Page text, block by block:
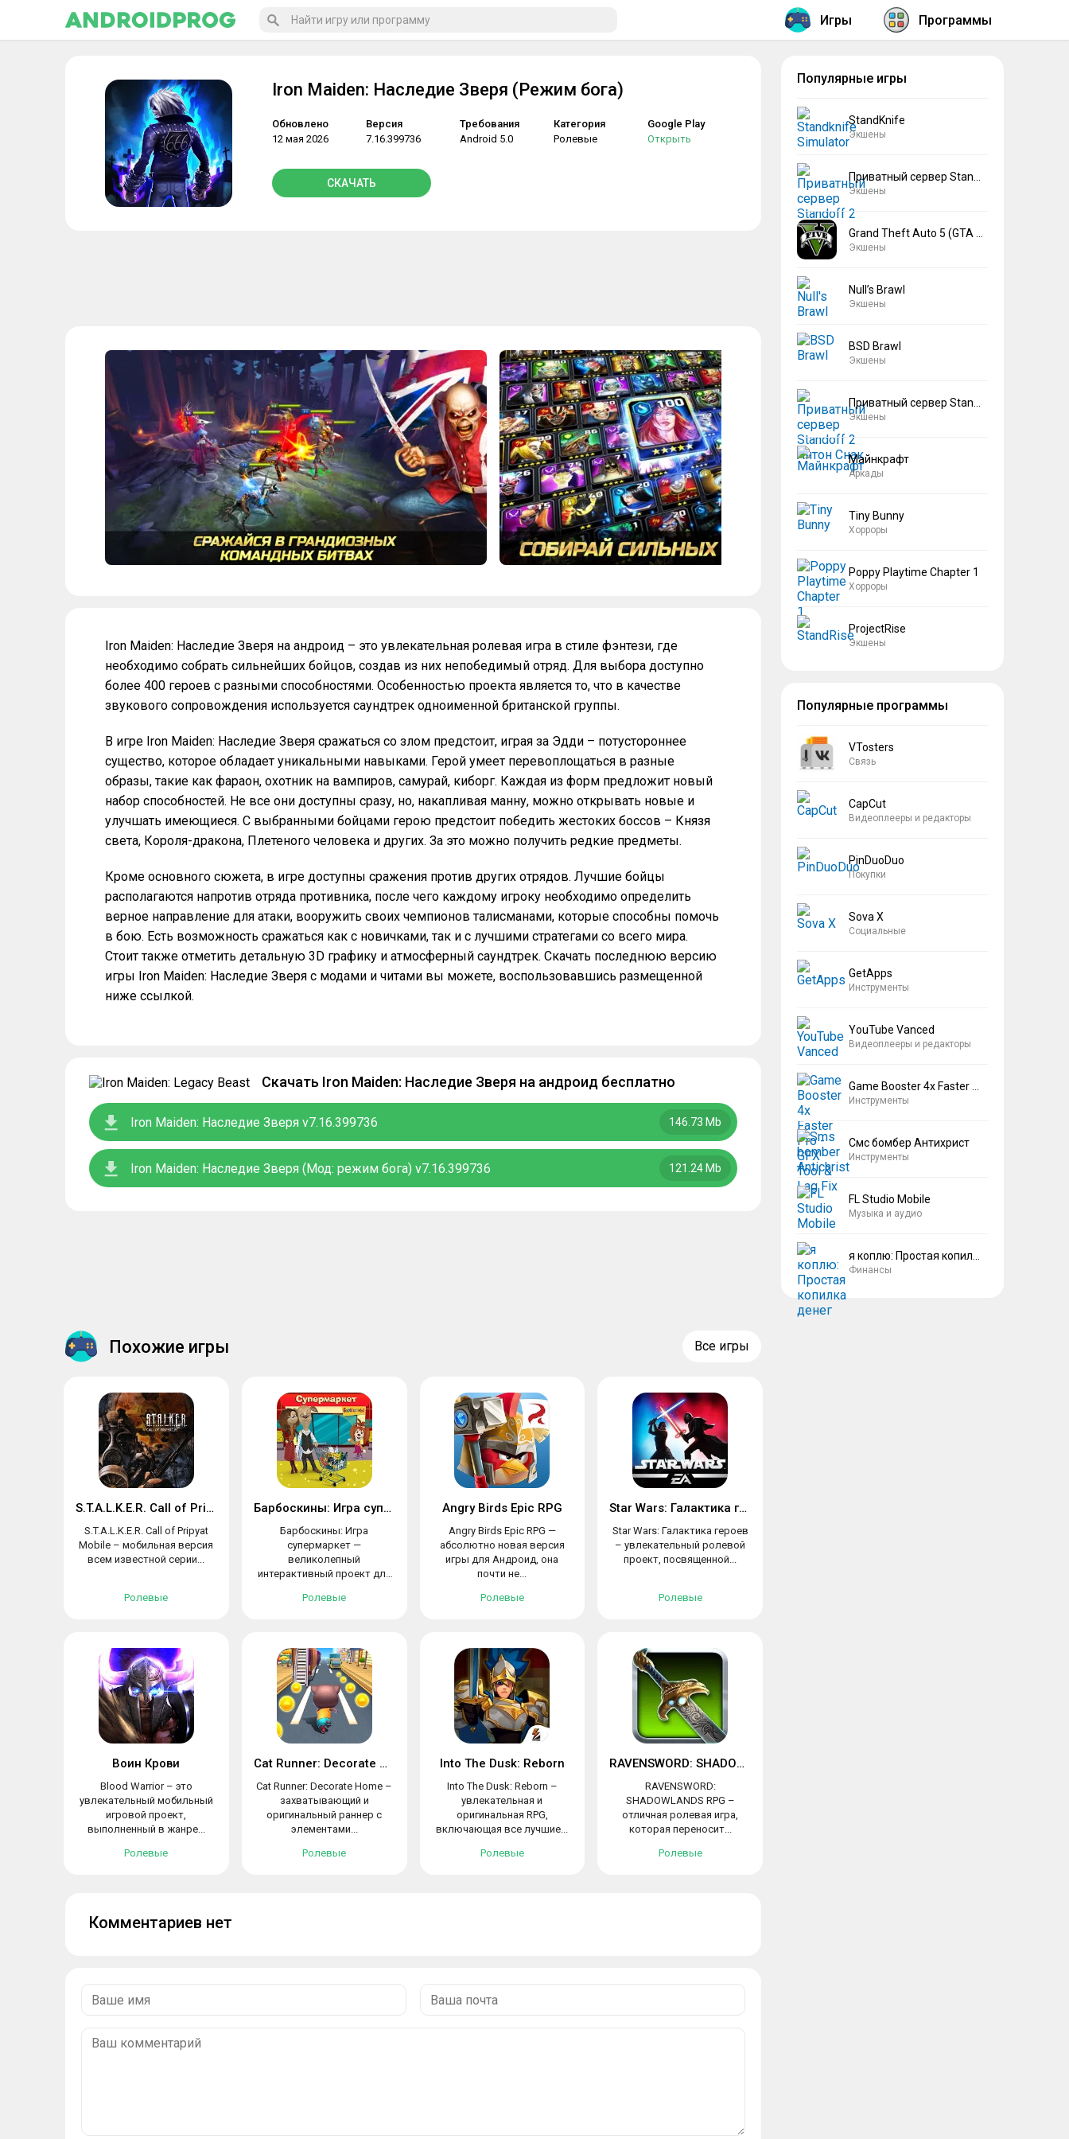
Игры Программы
Iron Maiden: Наследие Зверя (Режим бога)
Обновлено
12 мая 2026
Версия
7.16.399736
Требования
Android 5.0
Категория
Ролевые
Google Play
Открыть
СКАЧАТЬ
Iron Maiden: Наследие Зверя на андроид – это увлекательная ролевая игра в стиле фэнтези, где
необходимо собрать сильнейших бойцов, создав из них непобедимый отряд. Для выбора доступно
более 400 героев с разными способностями. Особенностью проекта является то, что в качестве
звукового сопровождения используется саундтрек одноименной британской группы.
В игре Iron Maiden: Наследие Зверя сражаться со злом предстоит, играя за Эдди – потустороннее
существо, которое обладает уникальными навыками. Герой умеет перевоплощаться в разные
образы, такие как фараон, охотник на вампиров, самурай, киборг. Каждая из форм предложит новый
набор способностей. Не все они доступны сразу, но, накапливая манну, можно открывать новые и
улучшать имеющиеся. С выбранными бойцами герою предстоит победить жестоких боссов – Князя
света, Короля-дракона, Плетеного человека и других. За это можно получить редкие предметы.
Кроме основного сюжета, в игре доступны сражения против других отрядов. Лучшие бойцы
располагаются напротив отряда противника, после чего каждому игроку необходимо определить
верное направление для атаки, вооружить своих чемпионов талисманами, которые способны помочь
в бою. Есть возможность сражаться как с новичками, так и с лучшими стратегами со всего мира.
Стоит также отметить детальную 3D графику и атмосферный саундтрек. Скачать последнюю версию
игры Iron Maiden: Наследие Зверя с модами и читами вы можете, воспользовавшись размещенной
ниже ссылкой.
Скачать Iron Maiden: Наследие Зверя на андроид бесплатно
Iron Maiden: Наследие Зверя v7.16.399736 146.73 Mb
Iron Maiden: Наследие Зверя (Мод: режим бога) v7.16.399736 121.24 Mb
Похожие игры Все игры
S.T.A.L.K.E.R. Call of Pripyat Mobile
S.T.A.L.K.E.R. Call of Pripyat
Mobile – мобильная версия
всем известной серии...
Ролевые
Барбоскины: Игра супермаркет
Барбоскины: Игра
супермаркет —
великолепный
интерактивный проект для
Ролевые
Angry Birds Epic RPG
Angry Birds Epic RPG —
абсолютно новая версия
игры для Андроид, она
почти не...
Ролевые
Star Wars: Галактика героев
Star Wars: Галактика героев
– увлекательный ролевой
проект, посвященной...
Ролевые
Воин Крови
Blood Warrior – это
увлекательный мобильный
игровой проект,
выполненный в жанре...
Ролевые
Cat Runner: Decorate Home
Cat Runner: Decorate Home –
захватывающий и
оригинальный раннер с
элементами...
Ролевые
Into The Dusk: Reborn
Into The Dusk: Reborn –
увлекательная и
оригинальная RPG,
включающая все лучшие...
Ролевые
RAVENSWORD: SHADOWLANDS RPG
RAVENSWORD:
SHADOWLANDS RPG –
отличная ролевая игра,
которая переносит...
Ролевые
Комментариев нет
Популярные игры
StandKnife
Экшены
Экшены
Экшены
Null’s Brawl
Экшены
BSD Brawl
Экшены
Экшены
Майнкрафт
Аркады
Tiny Bunny
Хорроры
Poppy Playtime Chapter 1
Хорроры
ProjectRise
Экшены
Популярные программы
VTosters
Связь
CapCut
Видеоплееры и редакторы
PinDuoDuo
Покупки
Sova X
Социальные
GetApps
Инструменты
YouTube Vanced
Видеоплееры и редакторы
Инструменты
Смс бомбер Антихрист
Инструменты
FL Studio Mobile
Музыка и аудио
Финансы